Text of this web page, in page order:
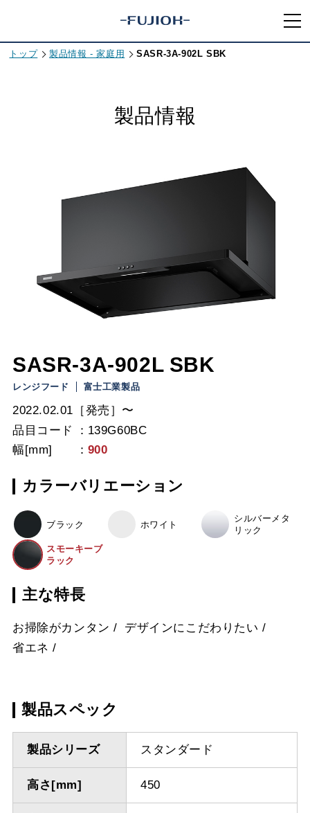
トップ 製品情報 - 家庭用 SASR-3A-902L SBK
製品情報
SASR-3A-902L SBK
レンジフード 富士工業製品
2022.02.01［発売］〜
品目コード
139G60BC
幅[mm]
900
カラーバリエーション
ブラック ホワイト
シルバーメタ
リック
スモーキーブ
ラック
主な特長
お掃除がカンタン
デザインにこだわりたい
省エネ
製品スペック
製品シリーズ スタンダード
高さ[mm] 450